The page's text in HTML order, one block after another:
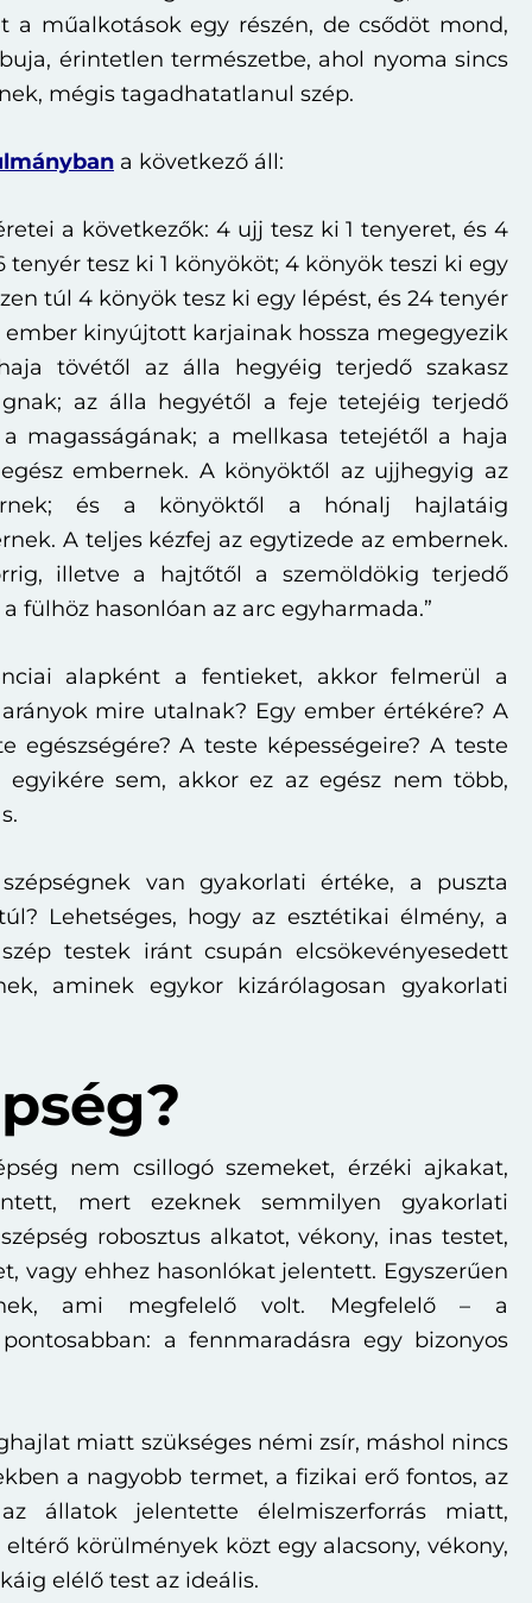
a műalkotások egy részén, de csődöt mond,
érintetlen természetbe, ahol nyoma sincs
mégis tagadhatatlanul szép.
a következő áll:
a következők: 4 ujj tesz ki 1 tenyeret, és 4
tenyér tesz ki 1 könyököt; 4 könyök teszi ki egy
túl 4 könyök tesz ki egy lépést, és 24 tenyér
ember kinyújtott karjainak hossza megegyezik
tövétől az álla hegyéig terjedő szakasz
az álla hegyétől a feje tetejéig terjedő
a magasságának; a mellkasa tetejétől a haja
embernek. A könyöktől az ujjhegyig az
és a könyöktől a hónalj hajlatáig
A teljes kézfej az egytizede az embernek.
illetve a hajtőtől a szemöldökig terjedő
fülhöz hasonlóan az arc egyharmada.”
alapként a fentieket, akkor felmerül a
mire utalnak? Egy ember értékére? A
egészségére? A teste képességeire? A teste
egyikére sem, akkor ez az egész nem több,
van gyakorlati értéke, a puszta
Lehetséges, hogy az esztétikai élmény, a
testek iránt csupán elcsökevényesedett
aminek egykor kizárólagosan gyakorlati
nem csillogó szemeket, érzéki ajkakat,
mert ezeknek semmilyen gyakorlati
robosztus alkatot, vékony, inas testet,
vagy ehhez hasonlókat jelentett. Egyszerűen
ami megfelelő volt. Megfelelő – a
a fennmaradásra egy bizonyos
miatt szükséges némi zsír, máshol nincs
a nagyobb termet, a fizikai erő fontos, az
állatok jelentette élelmiszerforrás miatt,
körülmények közt egy alacsony, vékony,
elélő test az ideális.